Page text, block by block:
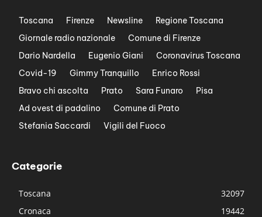
Toscana Firenze Newsline
Regione Toscana
Giornale radio nazionale
Comune di Firenze
Dario Nardella
Eugenio Giani
Coronavirus Toscana
Covid-19
Gimmy Tranquillo
Enrico Rossi
Bravo chi ascolta
Prato Sara Funaro
Pisa
Ad ovest di padalino
Comune di Prato
Stefania Saccardi
Vigili del Fuoco
Categorie
Toscana
32097
Cronaca
19442